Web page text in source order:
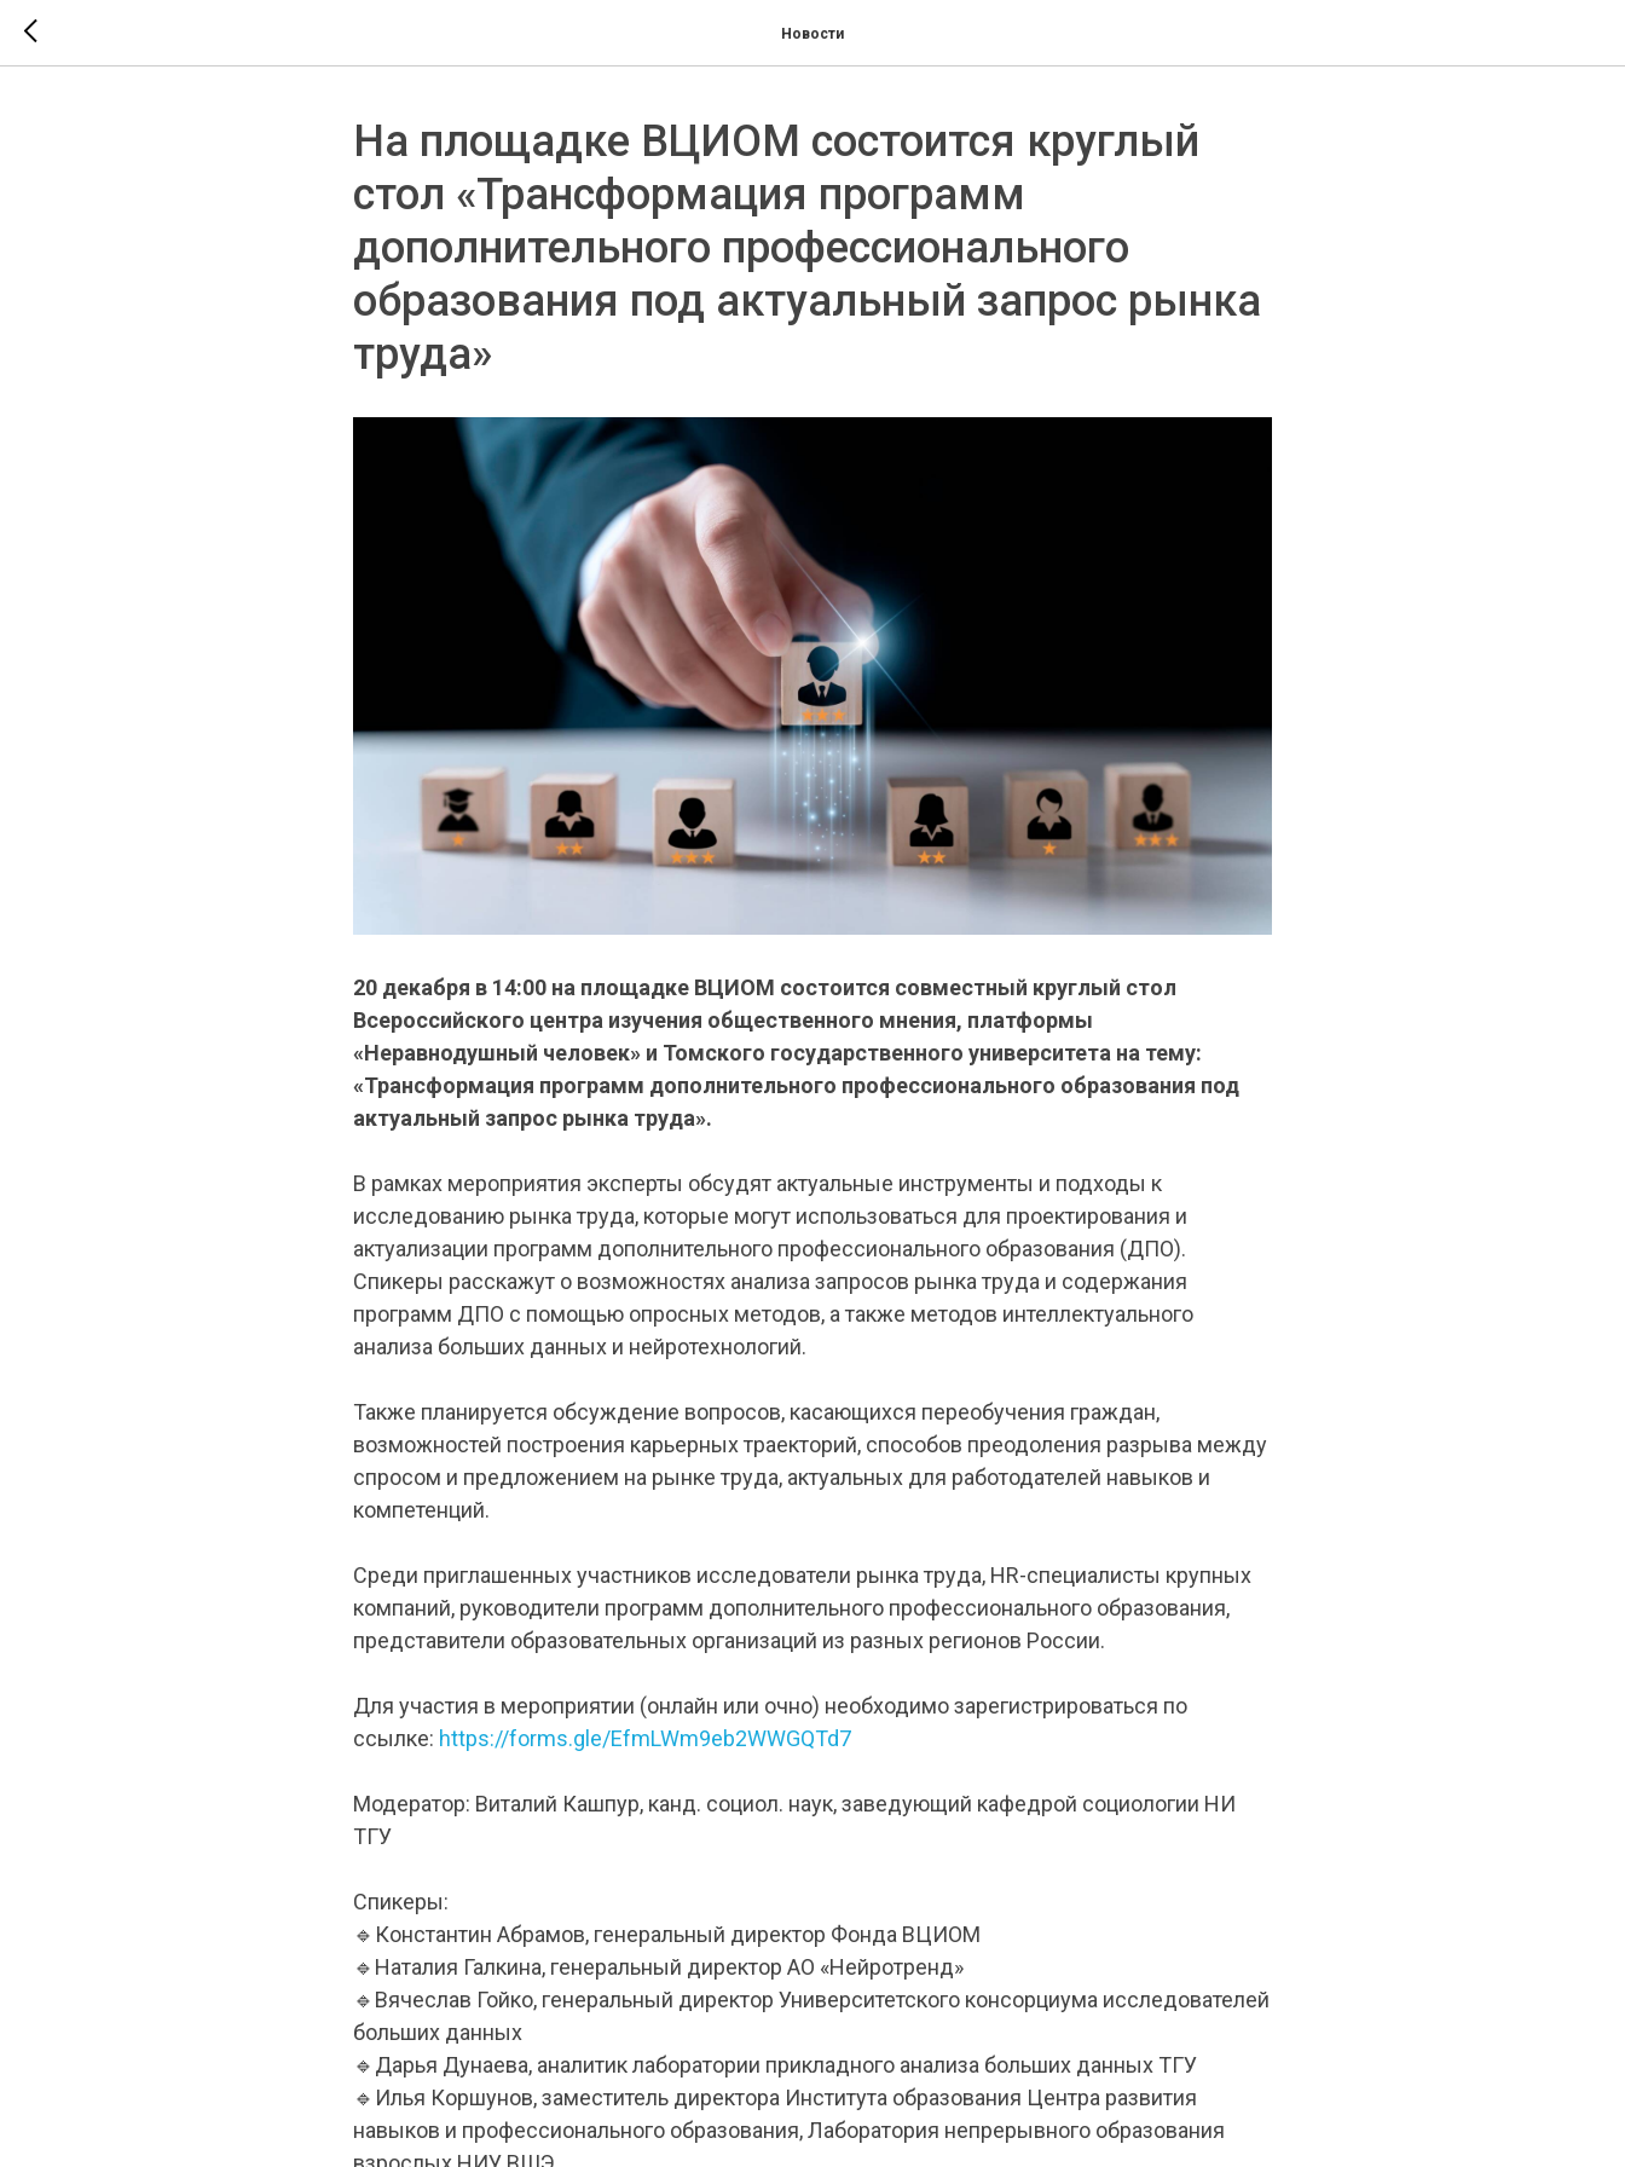
Новости
На площадке ВЦИОМ состоится круглый
стол «Трансформация программ
дополнительного профессионального
образования под актуальный запрос рынка
труда»
20 декабря в 14:00 на площадке ВЦИОМ состоится совместный круглый стол
Всероссийского центра изучения общественного мнения, платформы
«Неравнодушный человек» и Томского государственного университета на тему:
«Трансформация программ дополнительного профессионального образования под
актуальный запрос рынка труда».
В рамках мероприятия эксперты обсудят актуальные инструменты и подходы к
исследованию рынка труда, которые могут использоваться для проектирования и
актуализации программ дополнительного профессионального образования (ДПО).
Спикеры расскажут о возможностях анализа запросов рынка труда и содержания
программ ДПО с помощью опросных методов, а также методов интеллектуального
анализа больших данных и нейротехнологий.
Также планируется обсуждение вопросов, касающихся переобучения граждан,
возможностей построения карьерных траекторий, способов преодоления разрыва между
спросом и предложением на рынке труда, актуальных для работодателей навыков и
компетенций.
Среди приглашенных участников исследователи рынка труда, HR-специалисты крупных
компаний, руководители программ дополнительного профессионального образования,
представители образовательных организаций из разных регионов России.
Для участия в мероприятии (онлайн или очно) необходимо зарегистрироваться по
ссылке: https://forms.gle/EfmLWm9eb2WWGQTd7
Модератор: Виталий Кашпур, канд. социол. наук, заведующий кафедрой социологии НИ
ТГУ
Спикеры:
🔹Константин Абрамов, генеральный директор Фонда ВЦИОМ
🔹Наталия Галкина, генеральный директор АО «Нейротренд»
🔹Вячеслав Гойко, генеральный директор Университетского консорциума исследователей
больших данных
🔹Дарья Дунаева, аналитик лаборатории прикладного анализа больших данных ТГУ
🔹Илья Коршунов, заместитель директора Института образования Центра развития
навыков и профессионального образования, Лаборатория непрерывного образования